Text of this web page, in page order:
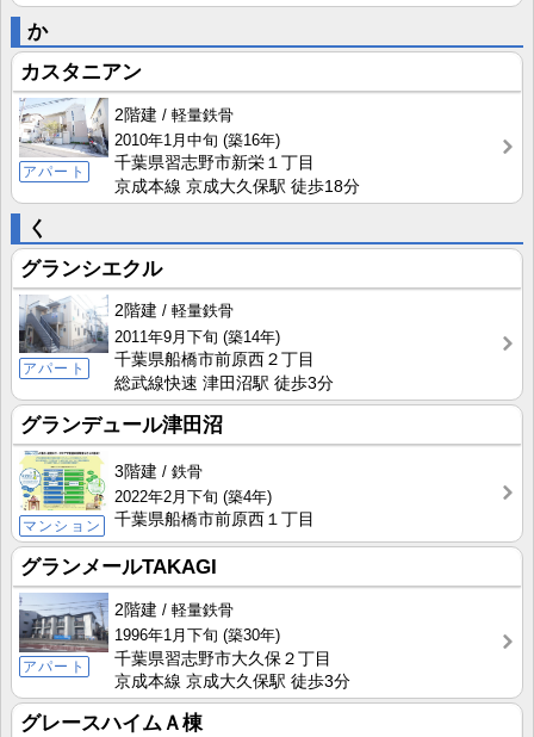
か
カスタニアン
アパート
2階建
軽量鉄骨
2010年1月中旬 (築16年)
千葉県習志野市新栄１丁目
京成本線 京成大久保駅 徒歩18分
く
グランシエクル
アパート
2階建
軽量鉄骨
2011年9月下旬 (築14年)
千葉県船橋市前原西２丁目
総武線快速 津田沼駅 徒歩3分
グランデュール津田沼
マンション
3階建
鉄骨
2022年2月下旬 (築4年)
千葉県船橋市前原西１丁目
グランメールTAKAGI
アパート
2階建
軽量鉄骨
1996年1月下旬 (築30年)
千葉県習志野市大久保２丁目
京成本線 京成大久保駅 徒歩3分
グレースハイムＡ棟